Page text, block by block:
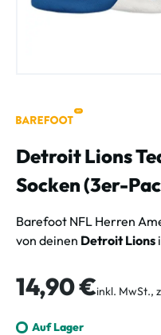
Detroit Lions
Socken (3er-
Barefoot NFL Herren
von deinen Detroit Lions
Regulärer Preis:
14,90 €inkl. MwSt.,
Auf Lager